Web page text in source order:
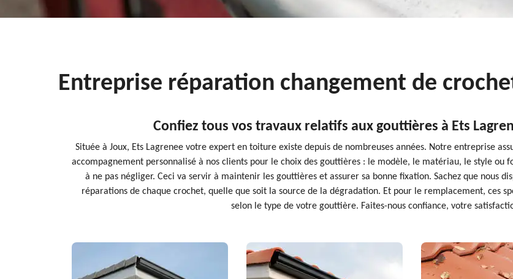
Entreprise réparation changement de
Confiez tous vos travaux relatifs aux gouttières à Ets
Située à Joux, Ets Lagrenee votre expert en toiture existe depuis de nombreuses années. Notre entreprise
accompagnement personnalisé à nos clients pour le choix des gouttières : le modèle, le matériau, le style ou
à ne pas négliger. Ceci va servir à maintenir les gouttières et assurer sa bonne fixation. Sachez que nous
réparations de chaque crochet, quelle que soit la source de la dégradation. Et pour le remplacement, ces
selon le type de votre gouttière. Faites-nous confiance, votre